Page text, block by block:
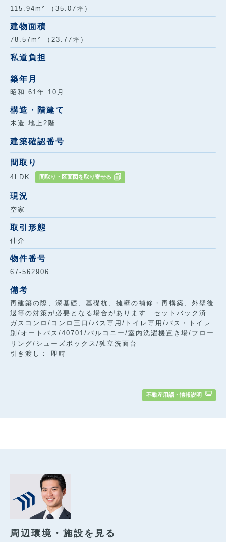
115.94m² （35.07坪）
建物面積
78.57m² （23.77坪）
私道負担
築年月
昭和 61年 10月
構造・階建て
木造 地上2階
建築確認番号
間取り
4LDK 間取り・区面図を取り寄せる
現況
空家
取引形態
仲介
物件番号
67-562906
備考
再建築の際、深基礎、基礎杭、擁壁の補修・再構築、外壁後
退等の対策が必要となる場合があります セットバック済
ガスコンロ/コンロ三口/バス専用/トイレ専用/バス・トイレ
別/オートバス/40701/バルコニー/室内洗濯機置き場/フロー
リング/シューズボックス/独立洗面台
引き渡し： 即時
不動産用語・情報説明
周辺環境・施設を見る